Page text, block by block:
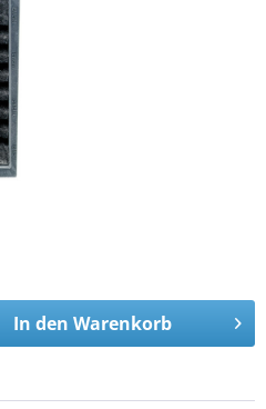
In den Warenkorb